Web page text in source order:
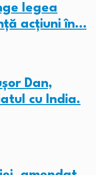
legea
acțiuni în…
Dan,
cu India.